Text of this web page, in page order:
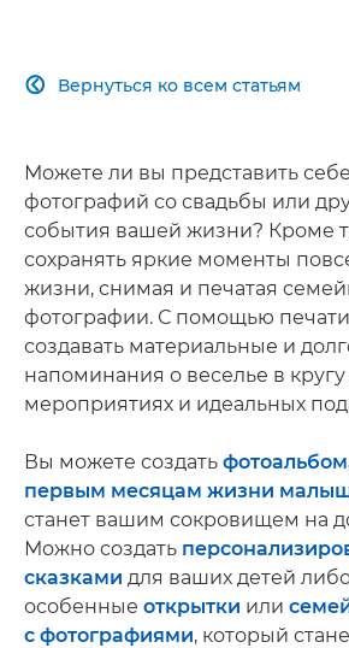
Вернуться ко всем статьям

Можете ли вы представить
фотографий со свадьбы или
события вашей жизни? Кроме
сохранять яркие моменты
жизни, снимая и печатая
фотографии. С помощью
создавать материальные и
напоминания о веселье в
мероприятиях и идеальных
Вы можете создать
первым месяцам жизни
станет вашим сокровищем на
Можно создать
сказками для ваших детей
особенные открытки или
с фотографиями, который